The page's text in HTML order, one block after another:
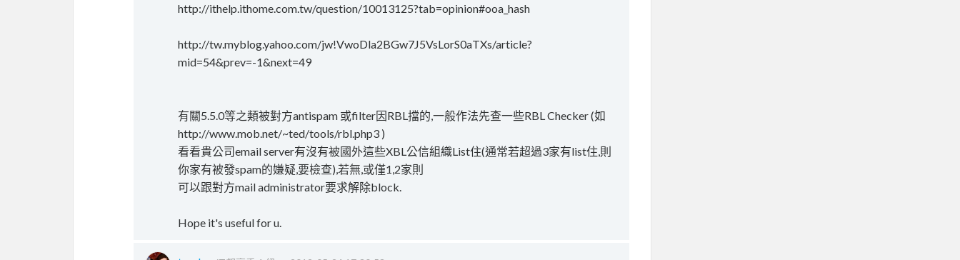
http://ithelp.ithome.com.tw/question/10013125?tab=opinion#ooa_hash
http://tw.myblog.yahoo.com/jw!VwoDla2BGw7J5VsLorS0aTXs/article?
mid=54&prev=-1&next=49
有關5.5.0等之類被對方antispam 或filter因RBL擋的,一般作法先查一些RBL Checker (如
http://www.mob.net/~ted/tools/rbl.php3 )
看看貴公司email server有沒有被國外這些XBL公信組織List住(通常若超過3家有list住,則
你家有被發spam的嫌疑,要檢查),若無,或僅1,2家則
可以跟對方mail administrator要求解除block.
Hope it's useful for u.